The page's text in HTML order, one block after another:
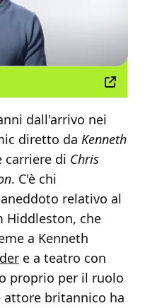
dall'arrivo nei
diretto da Kenneth
carriere di Chris
. C'è chi
relativo al
Hiddleston, che
a Kenneth
e a teatro con
proprio per il ruolo
attore britannico ha